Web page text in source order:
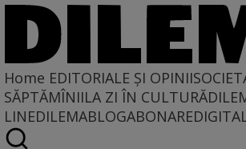
Home EDITORIALE ȘI OPINII
SĂPTĂMÎNIILA ZI ÎN CULTURĂ
LINEDILEMABLOGABONARE